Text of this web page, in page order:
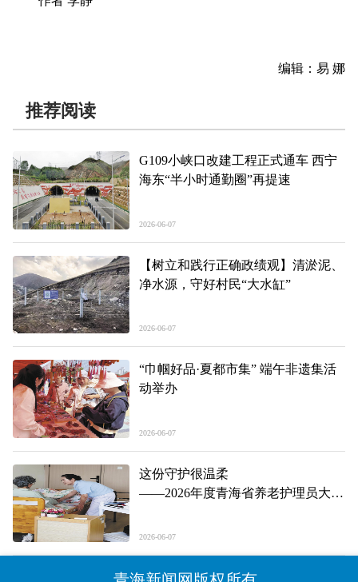
编辑：易 娜
推荐阅读
G109小峡口改建工程正式通车 西宁
海东“半小时通勤圈”再提速
2026-06-07
【树立和践行正确政绩观】清淤泥、
净水源，守好村民“大水缸”
2026-06-07
“巾帼好品·夏都市集” 端午非遗集活
动举办
2026-06-07
这份守护很温柔
——2026年度青海省养老护理员大赛
2026-06-07